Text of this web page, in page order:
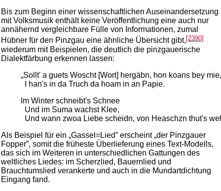
Bis zum Beginn einer wissenschaftlichen Auseinandersetzung
mit Volksmusik enthält keine Veröffentlichung eine auch nur
annähernd vergleichbare Fülle von Informationen, zumal
Hübner für den Pinzgau eine ähnliche Übersicht gibt,[2390]
wiederum mit Beispielen, die deutlich die pinzgauerische
Dialektfärbung erkennen lassen:
„Sollt' a guets Woscht [Wort] hergäbn, hon koans bey mie,
I han's in da Truch da hoam in an Papie.
Im Winter schneibt's Schnee
Und im Suma wachst Klee,
Und wann zwoa Liebe scheidn, von Heaschzn thut's
Als Beispiel für ein „Gassel=Lied” erscheint „der Pinzgauer
Fopper”, somit die früheste Überlieferung eines Text-Modells,
das sich im Weiteren in unterschiedlichen Gattungen des
weltliches Liedes: im Scherzlied, Bauernlied und
Brauchtumslied verankerte und auch in die Mundartdichtung
Eingang fand.